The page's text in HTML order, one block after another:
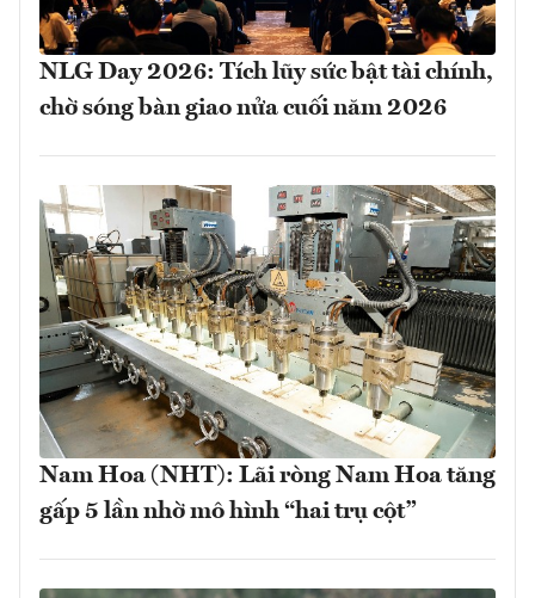
NLG Day 2026: Tích lũy sức bật tài chính,
chờ sóng bàn giao nửa cuối năm 2026
Nam Hoa (NHT): Lãi ròng Nam Hoa tăng
gấp 5 lần nhờ mô hình “hai trụ cột”